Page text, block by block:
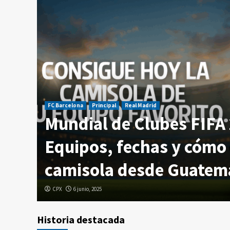
FC Barcelona Principal Real Madrid
Mundial de Clubes FIFA
Equipos, fechas y
camisola desde
CPX 6 junio, 2025
Historia destacada